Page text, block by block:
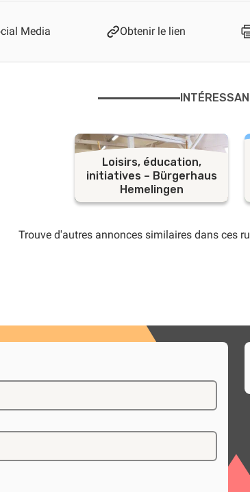
Media Obtenir le lien
Loisirs, éducation,
initiatives – Bürgerhaus
Hemelingen
Trouve d'autres annonces similaires dans ces